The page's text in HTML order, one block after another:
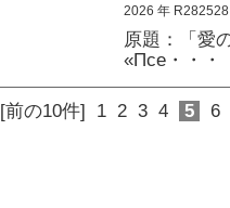
2026 年 R282528
原題：「愛
«Псе・・・
[前の10件] 1 2 3 4 5 6